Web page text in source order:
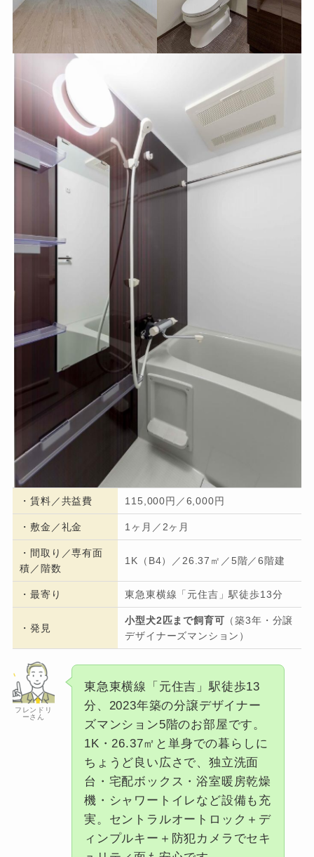
・賃料／共益費 115,000円／6,000円
・ 敷金／礼金 1ヶ月／2ヶ月
・間取り／専有面
積／階数
1K（B4）／26.37㎡／5階／6階建
・最寄り 東急東横線「元住吉」駅徒歩13分
・発見
小型犬2匹まで飼育可 （築3年・分譲
デザイナーズマンション）
フレンドリ
ーさん
東急東横線「元住吉」駅徒歩13
分、2023年築の分譲デザイナー
ズマンション5階のお部屋です。
1K・26.37㎡と単身での暮らしに
ちょうど良い広さで、独立洗面
台・宅配ボックス・浴室暖房乾燥
機・シャワートイレなど設備も充
実。セントラルオートロック＋デ
ィンプルキー＋防犯カメラでセキ